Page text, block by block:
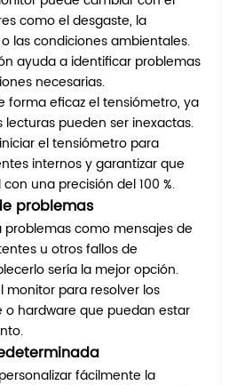
como el desgaste, la
las condiciones ambientales.
ayuda a identificar problemas
necesarias.
forma eficaz el tensiómetro, ya
lecturas pueden ser inexactas.
el tensiómetro para
internos y garantizar que
una precisión del 100 %.
problemas
problemas como mensajes de
u otros fallos de
sería la mejor opción.
monitor para resolver los
o hardware que puedan estar
fácilmente la